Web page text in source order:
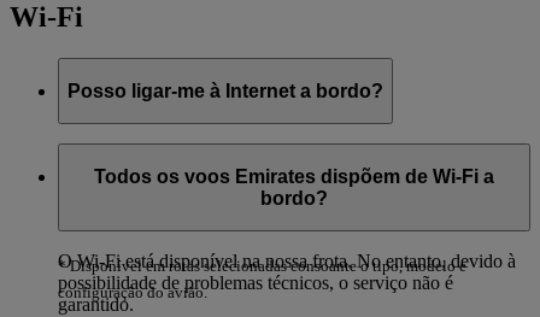
Wi-Fi
Posso ligar-me à Internet a bordo?
de débito ou de crédito a bordo. Se for um membro Emirates
Skywards, pode usufruir deacesso à rede Wi-Fi gratuito
* Disponível em rotas selecionadas consoante o tipo, modelo e
configuração do avião.
Todos os voos Emirates dispõem de Wi-Fi a
bordo?
O Wi-Fi está disponível na nossa frota. No entanto, devido à
possibilidade de problemas técnicos, o serviço não é
garantido.